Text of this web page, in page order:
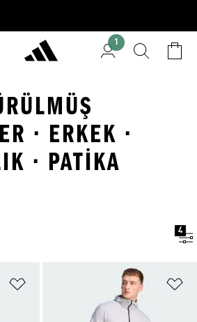
1
· ERKEK ·
· PATIKA
4
Favori Listesine Ekle